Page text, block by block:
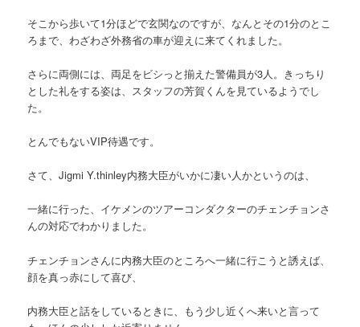
そこから歩いて1分ほどで玄関なのですが、なんとその1分のとこ
ろまで、わざわざ外務省の車が迎えに来てくれました。
さらに両側には、両足をビシっと揃えた警備員が3人。きっちり
とした礼をする姿は、スタッフの芳賀くんを見ているようでし
た。
とんでもないVIP待遇です。
さて、Jigmi Y.thinley内務大臣がいかに凄い人かというのは、
一緒に行った、イケメンのツアーコンダクターのチェンチョンさ
んの対応でわかりました。
チェンチョンさんに内務大臣のところへ一緒に行こうと誘えば、
顔を真っ赤にして喜び、
内務大臣と話をしているときに、もう少し近くへ来いと言って